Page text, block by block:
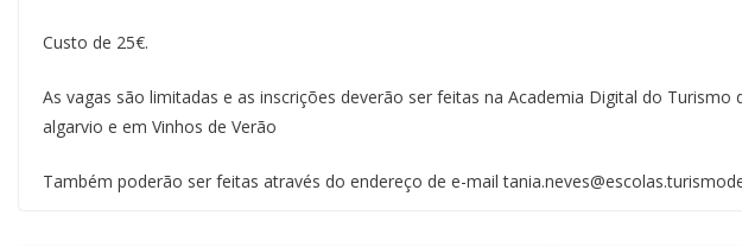
Custo de 25€.
As vagas são limitadas e as inscrições deverão ser feitas na Academia Digital do
algarvio e em Vinhos de Verão
Também poderão ser feitas através do endereço de e-mail